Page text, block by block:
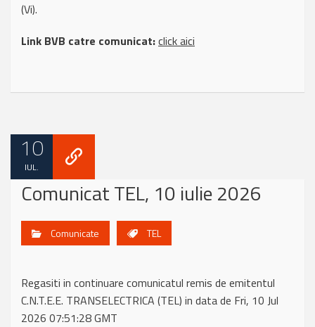
(Vi).
Link BVB catre comunicat:click aici
10
IUL.
Comunicat TEL, 10 iulie 2026
Comunicate TEL
Regasiti in continuare comunicatul remis de emitentul
C.N.T.E.E. TRANSELECTRICA (TEL) in data de Fri, 10 Jul
2026 07:51:28 GMT